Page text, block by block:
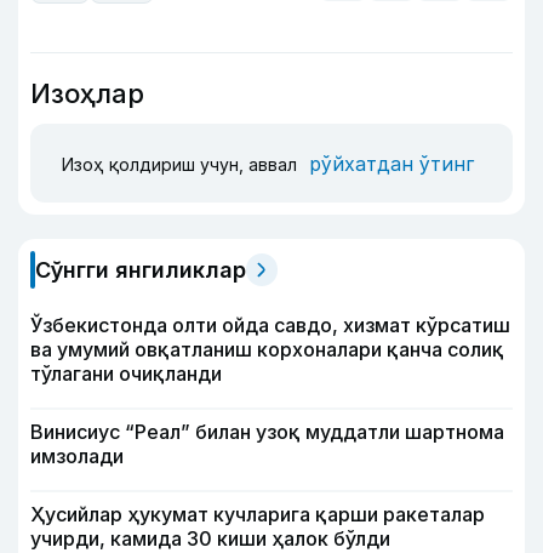
Изоҳлар
Изоҳ қолдириш учун, аввал рўйхатдан ўтинг
Сўнгги янгиликлар
Ўзбекистонда олти ойда савдо, хизмат кўрсатиш
ва умумий овқатланиш корхоналари қанча солиқ
тўлагани очиқланди
Винисиус “Реал” билан узоқ муддатли шартнома
имзолади
Ҳусийлар ҳукумат кучларига қарши ракеталар
учирди, камида 30 киши ҳалок бўлди